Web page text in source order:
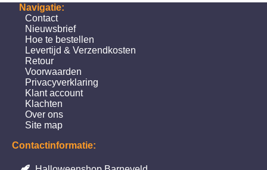
Navigatie:
Contact
Nieuwsbrief
Hoe te bestellen
Levertijd & Verzendkosten
Retour
Voorwaarden
Privacyverklaring
Klant account
Klachten
Over ons
Site map
Contactinformatie: